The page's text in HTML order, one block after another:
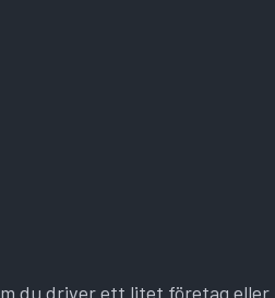
du driver ett litet företag